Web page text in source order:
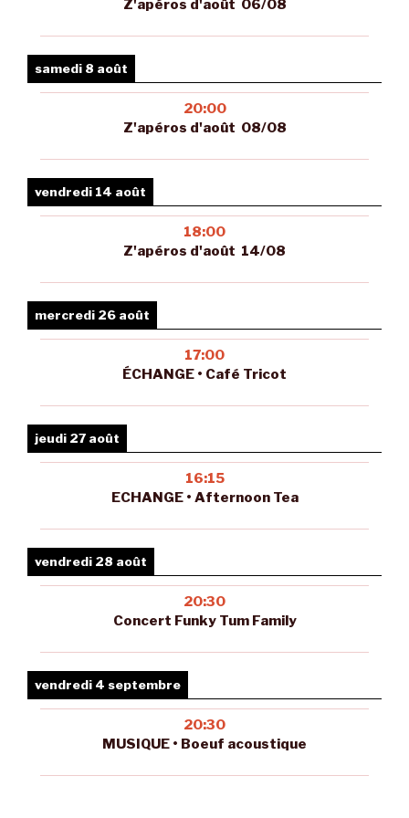
Z'apéros d'août 06/08
samedi 8 août
20:00
Z'apéros d'août 08/08
vendredi 14 août
18:00
Z'apéros d'août 14/08
mercredi 26 août
17:00
ÉCHANGE • Café Tricot
jeudi 27 août
16:15
ECHANGE • Afternoon Tea
vendredi 28 août
20:30
Concert Funky Tum Family
vendredi 4 septembre
20:30
MUSIQUE • Boeuf acoustique